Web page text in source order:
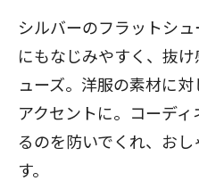
シルバーのフラットシ
にもなじみやすく、抜
ューズ。洋服の素材に
アクセントに。コーデ
るのを防いでくれ、お
す。